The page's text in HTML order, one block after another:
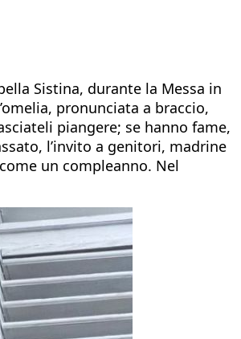
Sistina, durante la Messa in
pronunciata a braccio,
piangere; se hanno fame,
l’invito a genitori, madrine
un compleanno. Nel